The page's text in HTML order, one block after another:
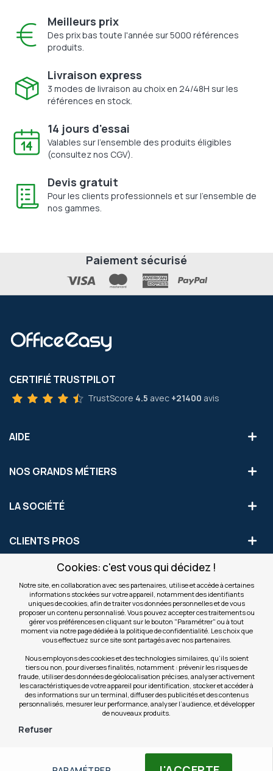
Cookies: c'est vous qui décidez !
Notre site, en collaboration avec ses partenaires, utilise et accède à certaines
informations stockées sur votre appareil, notamment des identifiants
uniques de cookies, afin de traiter vos données personnelles et de vous
proposer un contenu personnalisé. Vous pouvez accepter ces traitements ou
gérer vos préférences en cliquant sur le bouton "Paramétrer" ou à tout
moment via notre page dédiée à la politique de confidentialité. Les choix que
vous effectuez sur ce site sont partagés avec nos partenaires.
Nous employons des cookies et des technologies similaires, qu’ils soient
tiers ou non, pour diverses finalités, notamment : prévenir les risques de
fraude, utiliser des données de géolocalisation précises, analyser activement
les caractéristiques de votre appareil pour identification, stocker et accéder à
des informations sur un terminal, diffuser des publicités et des contenus
personnalisés, mesurer leur performance, analyser l’audience, et développer
de nouveaux produits.
Refuser
Meilleurs prix
Des prix bas toute l'année sur 5000 références
produits.
Livraison express
3 modes de livraison au choix en 24/48H sur les
références en stock.
14 jours d'essai
Valables sur l'ensemble des produits éligibles
(consultez nos CGV).
Devis gratuit
Pour les clients professionnels et sur l'ensemble de
nos gammes.
Paiement sécurisé
CERTIFIÉ TRUSTPILOT
TrustScore 4.5 avec +21400 avis
AIDE
NOS GRANDS MÉTIERS
LA SOCIÉTÉ
CLIENTS PROS
S'INSCRIRE AUX OFFRES COMMERCIALES
Inscription
notre
newsletter
Valider
NOS SITES
© Copyright OfficeEasy 2026